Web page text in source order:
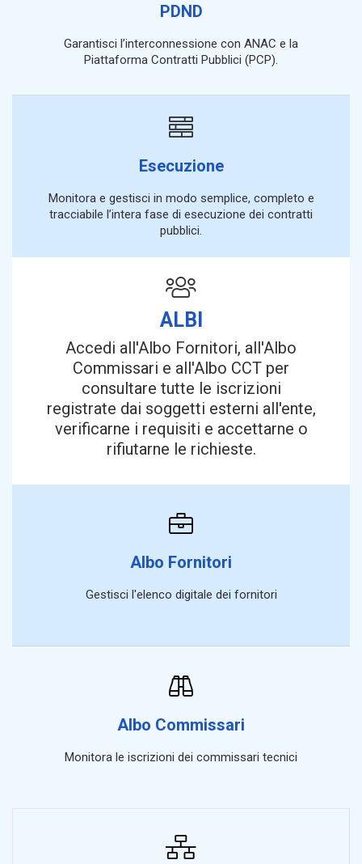
PDND
Garantisci l’interconnessione con ANAC e la
Piattaforma Contratti Pubblici (PCP).
Esecuzione
Monitora e gestisci in modo semplice, completo e
tracciabile l’intera fase di esecuzione dei contratti
pubblici.
ALBI
Accedi all'Albo Fornitori, all'Albo
Commissari e all'Albo CCT per
consultare tutte le iscrizioni
registrate dai soggetti esterni all'ente,
verificarne i requisiti e accettarne o
rifiutarne le richieste.
Albo Fornitori
Gestisci l'elenco digitale dei fornitori
Albo Commissari
Monitora le iscrizioni dei commissari tecnici